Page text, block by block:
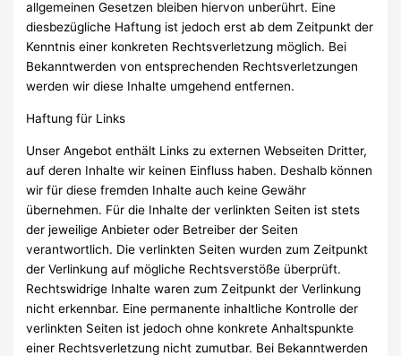
allgemeinen Gesetzen bleiben hiervon unberührt. Eine
diesbezügliche Haftung ist jedoch erst ab dem Zeitpunkt der
Kenntnis einer konkreten Rechtsverletzung möglich. Bei
Bekanntwerden von entsprechenden Rechtsverletzungen
werden wir diese Inhalte umgehend entfernen.
Haftung für Links
Unser Angebot enthält Links zu externen Webseiten Dritter,
auf deren Inhalte wir keinen Einfluss haben. Deshalb können
wir für diese fremden Inhalte auch keine Gewähr
übernehmen. Für die Inhalte der verlinkten Seiten ist stets
der jeweilige Anbieter oder Betreiber der Seiten
verantwortlich. Die verlinkten Seiten wurden zum Zeitpunkt
der Verlinkung auf mögliche Rechtsverstöße überprüft.
Rechtswidrige Inhalte waren zum Zeitpunkt der Verlinkung
nicht erkennbar. Eine permanente inhaltliche Kontrolle der
verlinkten Seiten ist jedoch ohne konkrete Anhaltspunkte
einer Rechtsverletzung nicht zumutbar. Bei Bekanntwerden